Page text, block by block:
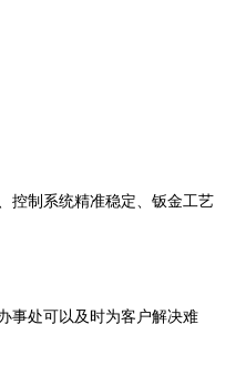
控制系统精准稳定、钣金工艺
事处可以及时为客户解决难